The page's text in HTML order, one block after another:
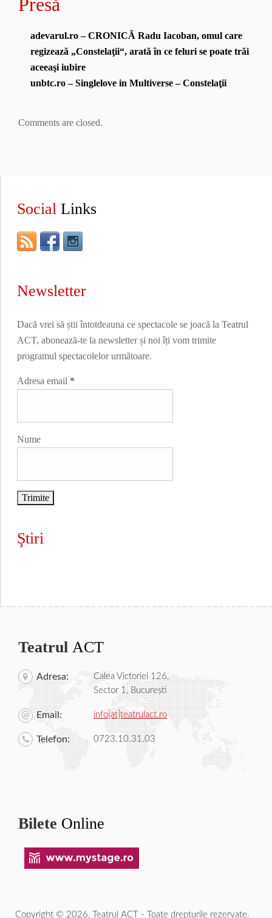
adevarul.ro – CRONICĂ Radu Iacoban, omul care
regizează „Constelaţii“, arată în ce feluri se poate trăi
aceeaşi iubire
unbtc.ro – Singlelove in Multiverse – Constelaţii
Comments are closed.
Social Links
Newsletter
Dacă vrei să știi întotdeauna ce spectacole se joacă la Teatrul
ACT, abonează-te la newsletter și noi îți vom trimite
programul spectacolelor următoare.
Adresa email *
Nume
Ştiri
Teatrul ACT
Adresa:
Calea Victoriei 126,
Sector 1, București
Email: info[at]teatrulact.ro
Telefon: 0723.10.31.03
Bilete Online
Copyright © 2026, Teatrul ACT - Toate drepturile rezervate.